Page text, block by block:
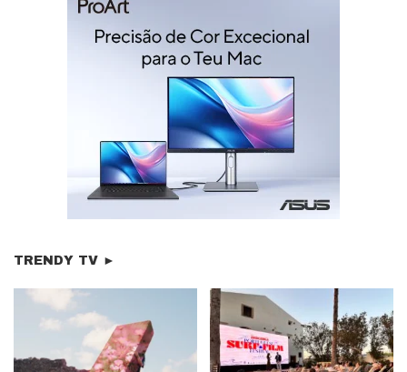
TRENDY TV ►